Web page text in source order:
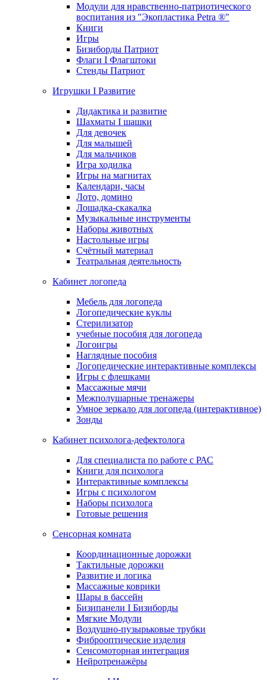
Модули для нравственно-патриотического
воспитания из "Экопластика Petra ®"
Книги
Игры
Бизиборды Патриот
Флаги I Флагштоки
Стенды Патриот
Игрушки I Развитие
Дидактика и развитие
Шахматы I шашки
Для девочек
Для малышей
Для мальчиков
Игра ходилка
Игры на магнитах
Календари, часы
Лото, домино
Лошадка-скакалка
Музыкальные инструменты
Наборы животных
Настольные игры
Счётный материал
Театральная деятельность
Кабинет логопеда
Мебель для логопеда
Логопедические куклы
Стерилизатор
учебные пособия для логопеда
Логоигры
Наглядные пособия
Логопедические интерактивные комплексы
Игры с флешками
Массажные мячи
Межполушарные тренажеры
Умное зеркало для логопеда (интерактивное)
Зонды
Кабинет психолога-дефектолога
Для специалиста по работе с РАС
Книги для психолога
Интерактивные комплексы
Игры с психологом
Наборы психолога
Готовые решения
Сенсорная комната
Координационные дорожки
Тактильные дорожки
Развитие и логика
Массажные коврики
Шары в бассейн
Бизипанели I Бизиборды
Мягкие Модули
Воздушно-пузырьковые трубки
Фиброоптические изделия
Сенсомоторная интеграция
Нейротренажёры